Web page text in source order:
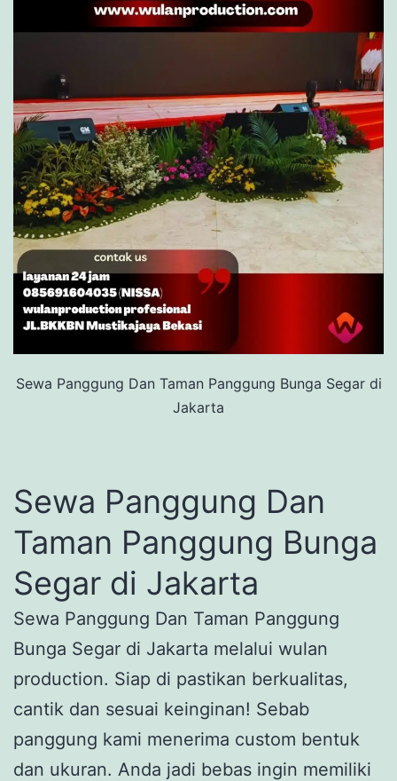
Sewa Panggung Dan Taman Panggung Bunga Segar di
Jakarta
Sewa Panggung Dan
Taman Panggung Bunga
Segar di Jakarta
Sewa Panggung Dan Taman Panggung
Bunga Segar di Jakarta melalui wulan
production. Siap di pastikan berkualitas,
cantik dan sesuai keinginan! Sebab
panggung kami menerima custom bentuk
dan ukuran. Anda jadi bebas ingin memiliki